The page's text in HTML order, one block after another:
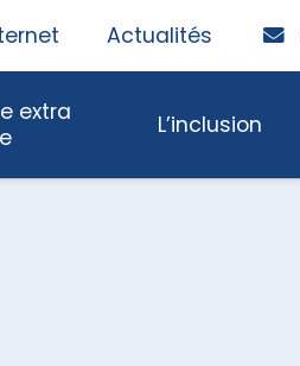
Actualités
extra
L’inclusion